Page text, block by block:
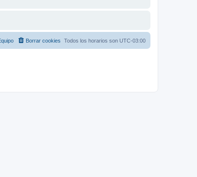
Todos los horarios son UTC-03:00
Borrar cookies